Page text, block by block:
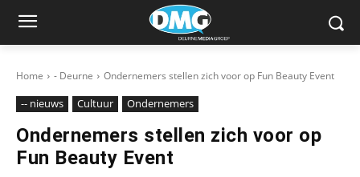
Home - Deurne Ondernemers stellen zich voor op Fun Beauty Event
-- nieuws Cultuur Ondernemers
Ondernemers stellen zich voor op
Fun Beauty Event